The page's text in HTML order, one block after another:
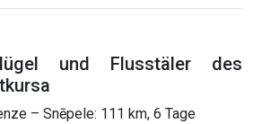
und Flusstäler des
– Snēpele: 111 km, 6 Tage